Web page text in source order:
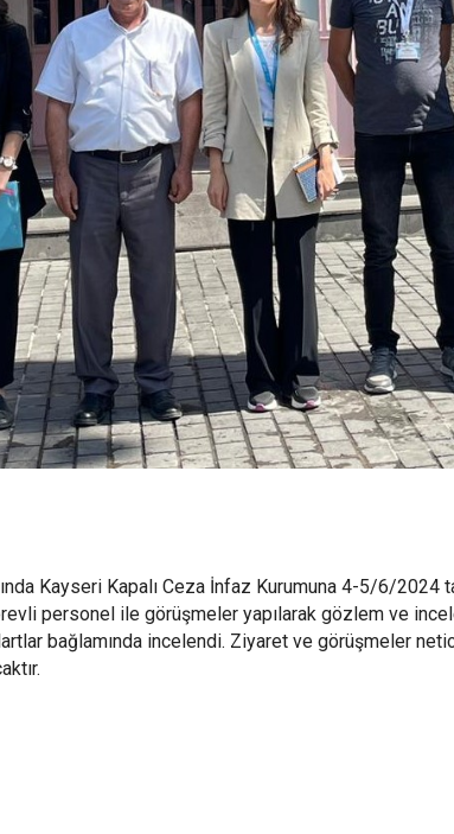
Kayseri Kapalı Ceza İnfaz Kurumuna 4-5/6/
personel ile görüşmeler yapılarak gözlem ve
bağlamında incelendi. Ziyaret ve görüşmeler